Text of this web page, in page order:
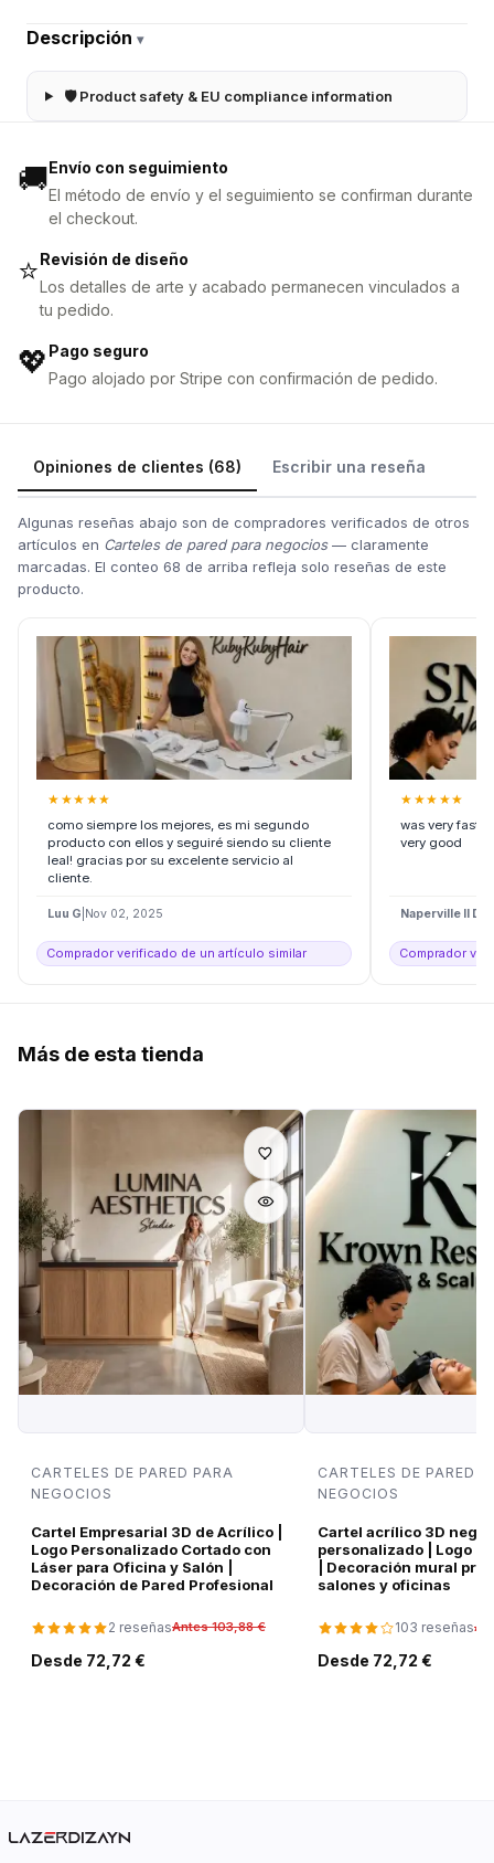
Descripción ▾
🛡 Product safety & EU compliance information
🚚Envío con seguimiento
El método de envío y el seguimiento se confirman durante
el checkout.
⭐Revisión de diseño
Los detalles de arte y acabado permanecen vinculados a
tu pedido.
💖 Pago seguro
Pago alojado por Stripe con confirmación de pedido.
Opiniones de clientes (68) Escribir una reseña
Algunas reseñas abajo son de compradores verificados de otros
artículos en Carteles de pared para negocios— claramente
marcadas. El conteo 68 de arriba refleja solo reseñas de este
producto.
★ ★★ ★★
como siempre los mejores, es mi segundo
producto con ellos y seguiré siendo su cliente
leal! gracias por su excelente servicio al
cliente.
Luu G Nov 02, 2025
Comprador verificado de un artículo similar
★ ★★ ★★
was very fast
very good
Naperville Il D
Comprador
Más de esta tienda
CARTELES DE PARED PARA
NEGOCIOS
Cartel Empresarial 3D de Acrílico |
Logo Personalizado Cortado con
Láser para Oficina y Salón |
Decoración de Pared Profesional
2 reseñasAntes 103,88 €
Desde 72,72 €
CARTELES DE PARED
NEGOCIOS
Cartel acrílico 3D
personalizado | Logo
| Decoración mural
salones y oficinas
103 reseñas
Desde 72,72 €